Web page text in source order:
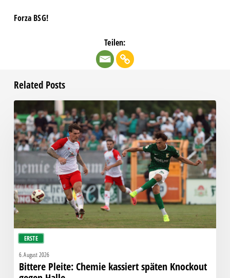
Forza BSG!
Teilen:
Related Posts
ERSTE
Pleite:
Chemie
kassiert
späten
Knockout
gegen
Halle
6. August 2026
Bittere Pleite: Chemie kassiert späten Knockout